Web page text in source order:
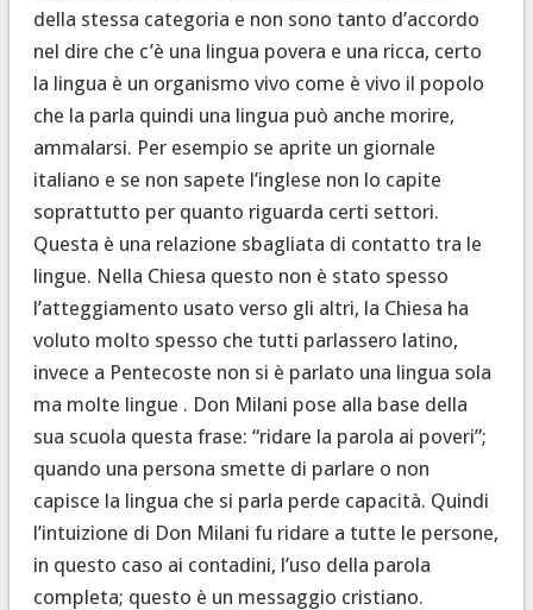
della stessa categoria e non sono tanto d’accordo
nel dire che c’è una lingua povera e una ricca, certo
la lingua è un organismo vivo come è vivo il popolo
che la parla quindi una lingua può anche morire,
ammalarsi. Per esempio se aprite un giornale
italiano e se non sapete l’inglese non lo capite
soprattutto per quanto riguarda certi settori.
Questa è una relazione sbagliata di contatto tra le
lingue. Nella Chiesa questo non è stato spesso
l’atteggiamento usato verso gli altri, la Chiesa ha
voluto molto spesso che tutti parlassero latino,
invece a Pentecoste non si è parlato una lingua sola
ma molte lingue . Don Milani pose alla base della
sua scuola questa frase: “ridare la parola ai poveri”;
quando una persona smette di parlare o non
capisce la lingua che si parla perde capacità. Quindi
l’intuizione di Don Milani fu ridare a tutte le persone,
in questo caso ai contadini, l’uso della parola
completa; questo è un messaggio cristiano.